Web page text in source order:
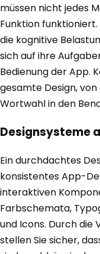
müssen nicht jedes
Funktion
die kognitive
sich auf ihre
Bedienung der App.
gesamte Design,
Wortwahl in den
Designsysteme
Ein durchdachtes
konsistentes App-
interaktiven
Farbschemata,
und Icons. Durch die
stellen Sie sicher,